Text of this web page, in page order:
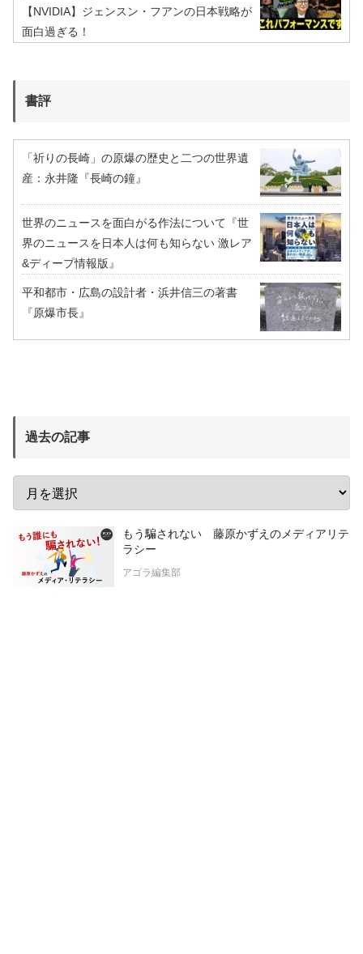
【NVIDIA】ジェンスン・フアンの日本戦略が
面白過ぎる！
書評
「祈りの長崎」の原爆の歴史と二つの世界遺
産：永井隆『長崎の鐘』
世界のニュースを面白がる作法について『世
界のニュースを日本人は何も知らない 激レア
&ディープ情報版』
平和都市・広島の設計者・浜井信三の著書
『原爆市長』
過去の記事
もう騙されない 藤原かずえのメディアリテ
ラシー
アゴラ編集部